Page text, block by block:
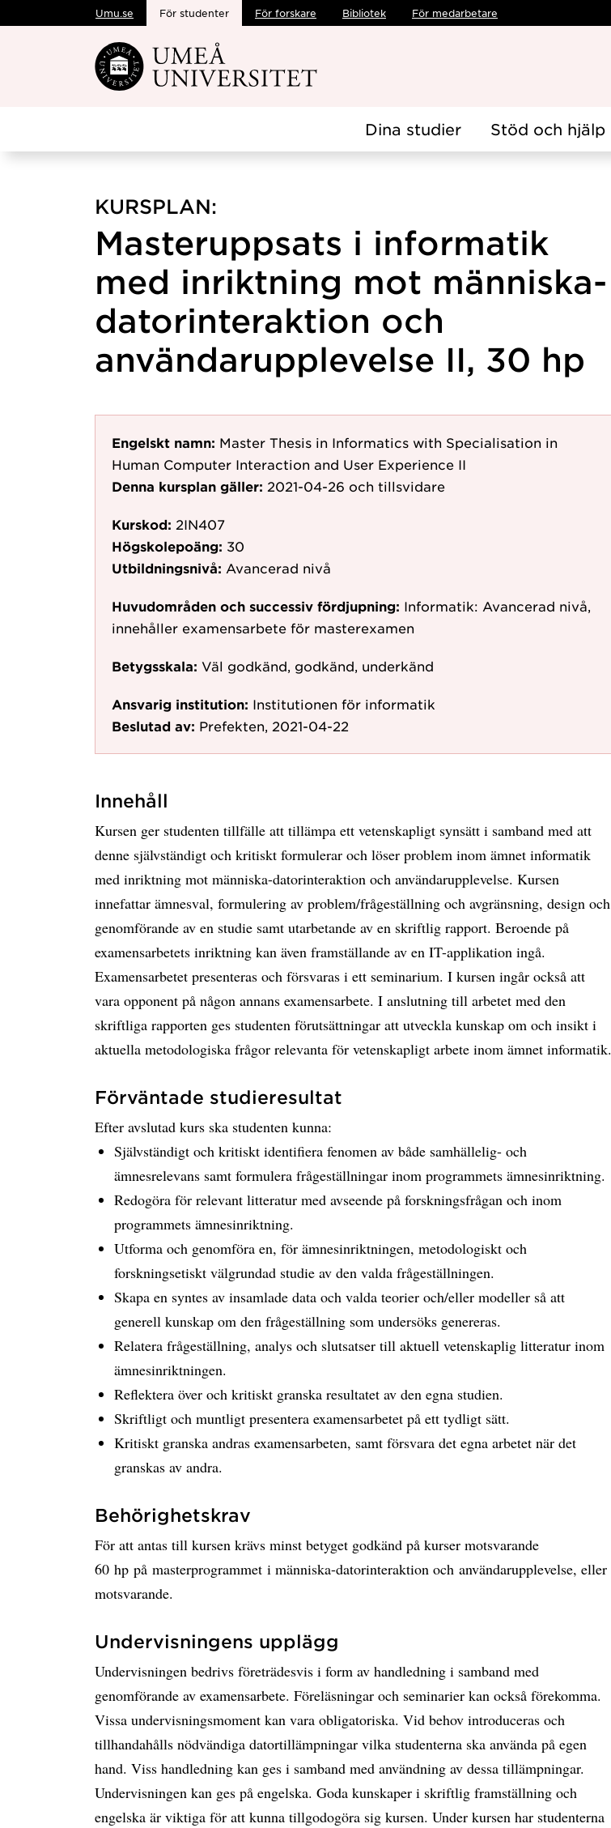
Hoppa direkt till innehållet
Umu.se För studenter För forskare Bibliotek För medarbetare
Dina studier Stöd och hjälp
KURSPLAN:
Masteruppsats i informatik
med inriktning mot människa-
datorinteraktion och
användarupplevelse II, 30 hp
Engelskt namn: Master Thesis in Informatics with Specialisation in
Human Computer Interaction and User Experience II
Denna kursplan gäller: 2021-04-26 och tillsvidare
Kurskod: 2IN407
Högskolepoäng: 30
Utbildningsnivå: Avancerad nivå
Huvudområden och successiv fördjupning: Informatik: Avancerad nivå,
innehåller examensarbete för masterexamen
Betygsskala: Väl godkänd, godkänd, underkänd
Ansvarig institution: Institutionen för informatik
Beslutad av: Prefekten, 2021-04-22
Innehåll
Kursen ger studenten tillfälle att tillämpa ett vetenskapligt synsätt i samband med att
denne självständigt och kritiskt formulerar och löser problem inom ämnet informatik
med inriktning mot människa-datorinteraktion och användarupplevelse. Kursen
innefattar ämnesval, formulering av problem/frågeställning och avgränsning, design och
genomförande av en studie samt utarbetande av en skriftlig rapport. Beroende på
examensarbetets inriktning kan även framställande av en IT-applikation ingå.
Examensarbetet presenteras och försvaras i ett seminarium. I kursen ingår också att
vara opponent på någon annans examensarbete. I anslutning till arbetet med den
skriftliga rapporten ges studenten förutsättningar att utveckla kunskap om och insikt i
aktuella metodologiska frågor relevanta för vetenskapligt arbete inom ämnet informatik.
Förväntade studieresultat
Efter avslutad kurs ska studenten kunna:
Självständigt och kritiskt identifiera fenomen av både samhällelig- och
ämnesrelevans samt formulera frågeställningar inom programmets ämnesinriktning.
Redogöra för relevant litteratur med avseende på forskningsfrågan och inom
programmets ämnesinriktning.
Utforma och genomföra en, för ämnesinriktningen, metodologiskt och
forskningsetiskt välgrundad studie av den valda frågeställningen.
Skapa en syntes av insamlade data och valda teorier och/eller modeller så att
generell kunskap om den frågeställning som undersöks genereras.
Relatera frågeställning, analys och slutsatser till aktuell vetenskaplig litteratur inom
ämnesinriktningen.
Reflektera över och kritiskt granska resultatet av den egna studien.
Skriftligt och muntligt presentera examensarbetet på ett tydligt sätt.
Kritiskt granska andras examensarbeten, samt försvara det egna arbetet när det
granskas av andra.
Behörighetskrav
För att antas till kursen krävs minst betyget godkänd på kurser motsvarande
60 hp på masterprogrammet i människa-datorinteraktion och användarupplevelse, eller
motsvarande.
Undervisningens upplägg
Undervisningen bedrivs företrädesvis i form av handledning i samband med
genomförande av examensarbete. Föreläsningar och seminarier kan också förekomma.
Vissa undervisningsmoment kan vara obligatoriska. Vid behov introduceras och
tillhandahålls nödvändiga datortillämpningar vilka studenterna ska använda på egen
hand. Viss handledning kan ges i samband med användning av dessa tillämpningar.
Undervisningen kan ges på engelska. Goda kunskaper i skriftlig framställning och
engelska är viktiga för att kunna tillgodogöra sig kursen. Under kursen har studenterna